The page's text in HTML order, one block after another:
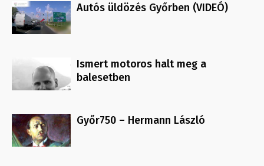
Autós üldözés Győrben (VIDEÓ)
Ismert motoros halt meg a
balesetben
Győr750 – Hermann László